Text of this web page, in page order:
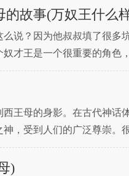
故事(万奴王什么
说？因为他叔叔填了很多
才王是一个很重要的角色
一个很重要的角色。有什
王母的身影。在古代神话
，受到人们的广泛尊崇。
最早的太后殿建于西汉。
)